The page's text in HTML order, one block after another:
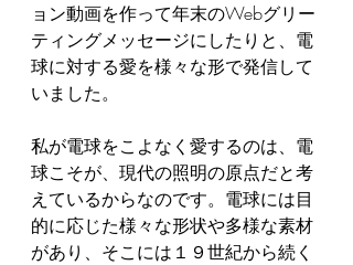
ョン動画を作って年末のWebグリー
ティングメッセージにしたりと、電
球に対する愛を様々な形で発信して
いました。
私が電球をこよなく愛するのは、電
球こそが、現代の照明の原点だと考
えているからなのです。電球には目
的に応じた様々な形状や多様な素材
があり、そこには１９世紀から続く